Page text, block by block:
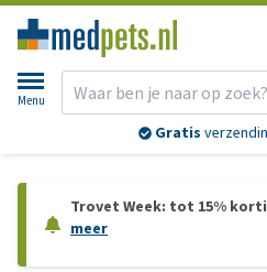
Menu
Gratis
Trovet Week: tot 15%
meer